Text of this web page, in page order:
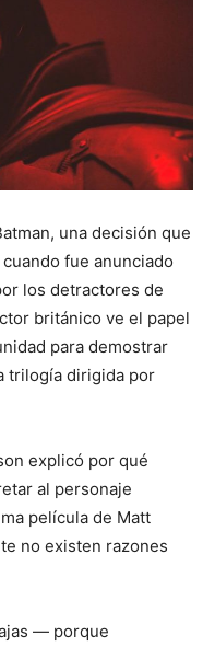
una decisión que
fue anunciado
los detractores de
británico ve el papel
para demostrar
trilogía dirigida por
explicó por qué
al personaje
película de Matt
no existen razones
— porque